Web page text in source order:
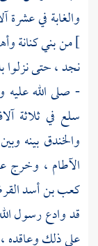
والغابةفي عشرة
]منبني كنانة
نجد ،حتى نزلوا
- صلى الله
سلع في ثلاثة
والخندق بينه
الآطام ، وخرج
كعب بن أسد
قد وادع رسول
على ذلك وعاقده